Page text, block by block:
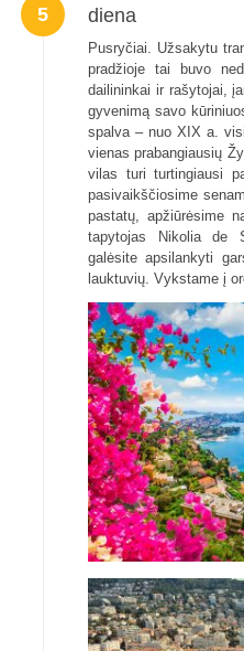
5 diena
Pusryčiai. Užsakytu
pradžioje tai buvo
dailininkai ir rašytojai,
gyvenimą savo
spalva – nuo XIX a.
vienas prabangiausių
vilas turi turtingiausi
pasivaikščiosime
pastatų, apžiūrėsime
tapytojas Nikolia de
galėsite apsilankyti
lauktuvių. Vykstame į